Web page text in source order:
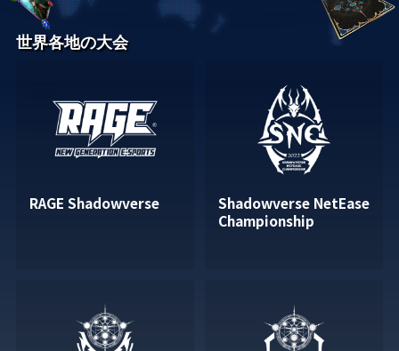
世界各地の大会
RAGE Shadowverse
Shadowverse NetEase
Championship